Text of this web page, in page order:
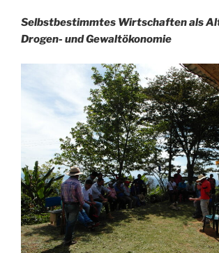
Selbstbestimmtes Wirtschaften als
Drogen- und Gewaltökonomie